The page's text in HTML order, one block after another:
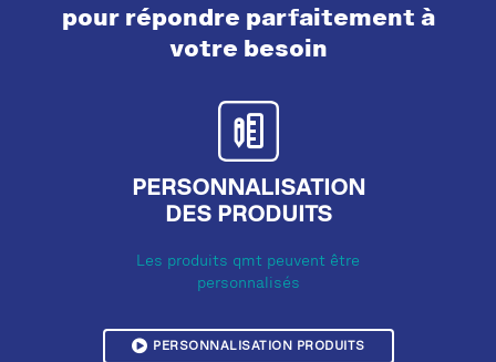
pour répondre parfaitement à
votre besoin
PERSONNALISATION
DES PRODUITS
Les produits qmt peuvent être
personnalisés
PERSONNALISATION PRODUITS